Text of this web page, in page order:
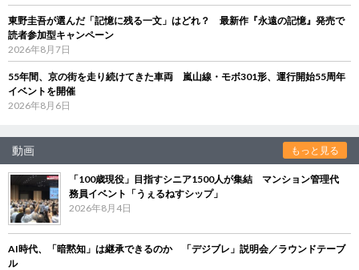
東野圭吾が選んだ「記憶に残る一文」はどれ？ 最新作『永遠の記憶』発売で
読者参加型キャンペーン
2026年8月7日
55年間、京の街を走り続けてきた車両 嵐山線・モボ301形、運行開始55周年
イベントを開催
2026年8月6日
動画 もっと見る
「100歳現役」目指すシニア1500人が集結 マンション管理代
務員イベント「うぇるねすシップ」
2026年8月4日
AI時代、「暗黙知」は継承できるのか 「デジブレ」説明会／ラウンドテーブ
ル